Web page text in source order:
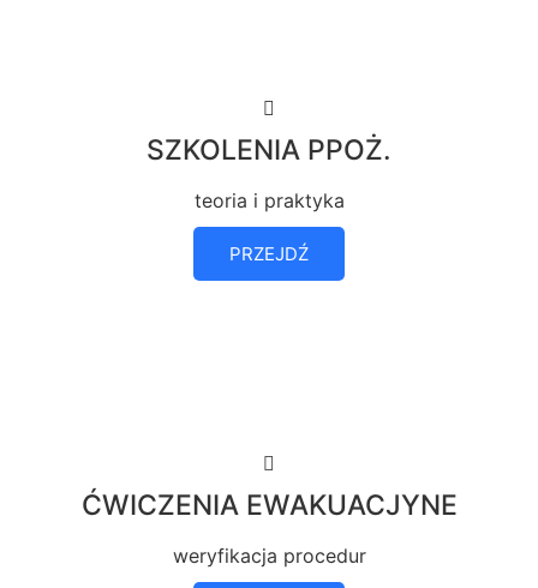
SZKOLENIA PPOŻ.
teoria i praktyka
PRZEJDŹ
ĆWICZENIA EWAKUACJYNE
weryfikacja procedur